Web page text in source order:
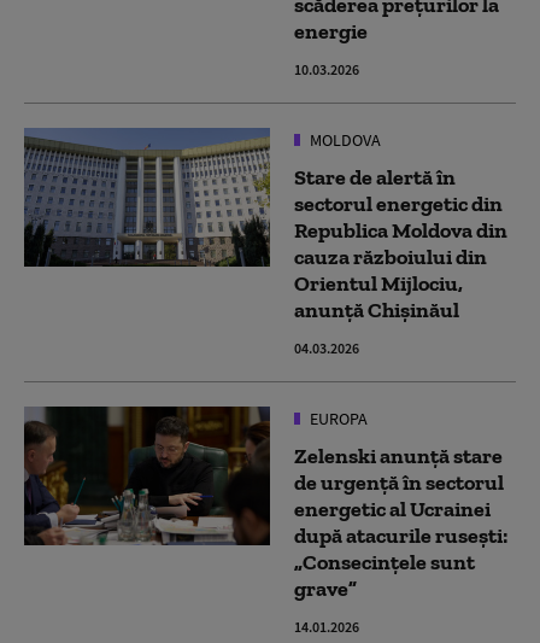
energie
10.03.2026
MOLDOVA
Stare de alertă în
sectorul energetic din
Republica Moldova din
cauza războiului din
Orientul Mijlociu,
anunță Chișinăul
04.03.2026
EUROPA
Zelenski anunță stare
de urgență în sectorul
energetic al Ucrainei
după atacurile rusești:
„Consecințele sunt
grave”
14.01.2026